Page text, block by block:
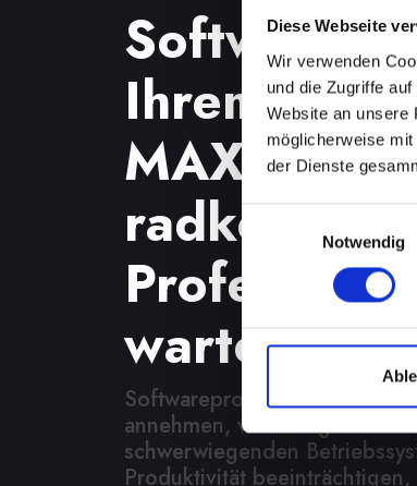
Diese Webseite
Wir verwenden
und die Zugriffe
Website an unsere
möglicherweise
der Dienste
Einwilligungsauswahl
Notwendig
Ihrem
MAX in
wartet
Softwareprobleme können
annehmen, von lästigen
schwerwiegenden
Produktivität